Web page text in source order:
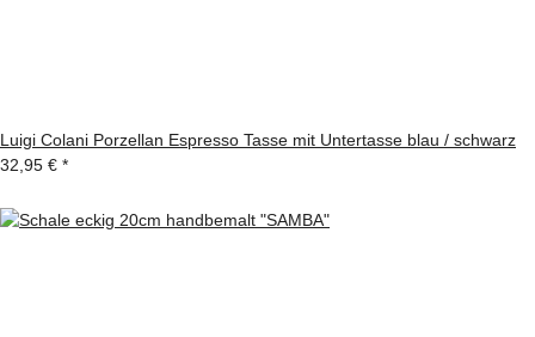
Luigi Colani Porzellan Espresso Tasse mit Untertasse blau / schwarz
32,95 € *